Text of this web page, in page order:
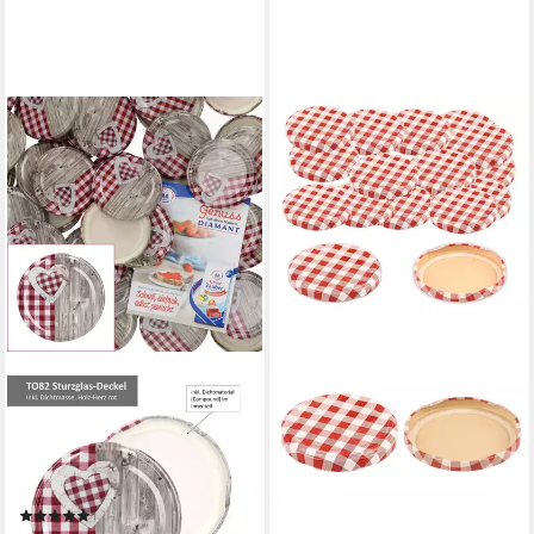
MAMBOCAT
Einmachglas 50er Set Deckel
To 82 Holz-Herz rot passend
für 230ml / 350ml / 435ml,
Metall
(4)